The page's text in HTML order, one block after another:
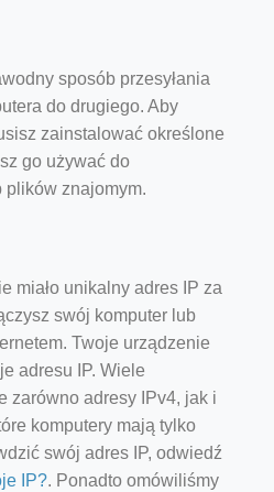
sposób przesyłania
do drugiego. Aby
zainstalować określone
go używać do
plików znajomym.
miało unikalny adres IP za
swój komputer lub
Twoje urządzenie
adresu IP. Wiele
zarówno adresy IPv4, jak i
komputery mają tylko
swój adres IP, odwiedź
IP?. Ponadto omówiliśmy